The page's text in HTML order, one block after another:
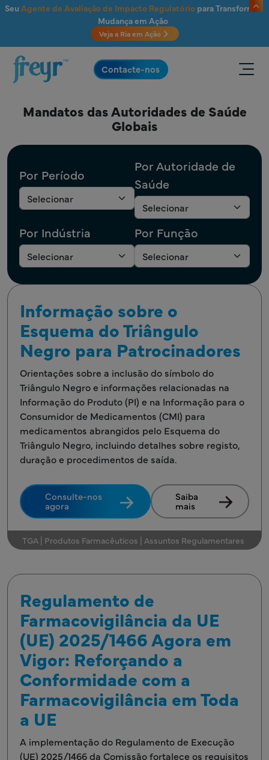
Saltar para o conteúdo principal
Seu Agente de Avaliação de Impacto Regulatóriopara Transformar
Mudança em Ação
Veja a Ria em Ação
.
Contacte-nos
Mandatos das Autoridades de Saúde
Globais
Por Período
Por Autoridade de
Saúde
Por Indústria Por Função
Informação sobre o
Esquema do Triângulo
Negro para Patrocinadores
Orientações sobre a inclusão do símbolo do
Triângulo Negro e informações relacionadas na
Informação do Produto (PI) e na Informação para o
Consumidor de Medicamentos (CMI) para
medicamentos abrangidos pelo Esquema do
Triângulo Negro, incluindo detalhes sobre registo,
duração e procedimentos de saída.
Consulte-nos
agora
Saiba
mais
TGA | Produtos Farmacêuticos | Assuntos Regulamentares
Regulamento de
Farmacovigilância da UE
(UE) 2025/1466 Agora em
Vigor: Reforçando a
Conformidade com a
Farmacovigilância em Toda
a UE
A implementação do Regulamento de Execução
(UE) 2025/1466 da Comissão fortalece os requisitos